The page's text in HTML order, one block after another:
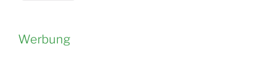
Werbung